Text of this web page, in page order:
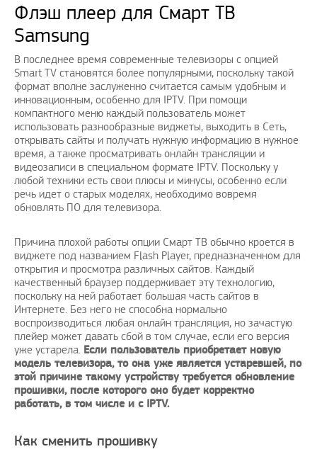
пост
| 10.3.2021
Рады предложить вашему
вниманию решение проблем с
оплатой зарубежных услуг…
AmigoPay.ru | 10.3.2021
Флэш плеер для Смарт ТВ
Samsung
В последнее время современные телевизоры с опцией
Smart TV становятся более популярными, поскольку такой
формат вполне заслуженно считается самым удобным и
инновационным, особенно для IPTV. При помощи
компактного меню каждый пользователь может
использовать разнообразные виджеты, выходить в Сеть,
открывать сайты и получать нужную информацию в нужное
время, а также просматривать онлайн трансляции и
видеозаписи в специальном формате IPTV. Поскольку у
любой техники есть свои плюсы и минусы, особенно если
речь идет о старых моделях, необходимо вовремя
обновлять ПО для телевизора.
Причина плохой работы опции Смарт ТВ обычно кроется в
виджете под названием Flash Player, предназначенном для
открытия и просмотра различных сайтов. Каждый
качественный браузер поддерживает эту технологию,
поскольку на ней работает большая часть сайтов в
Интернете. Без него не способна нормально
воспроизводиться любая онлайн трансляция, но зачастую
плейер может давать сбой в том случае, если его версия
уже устарела. Если пользователь приобретает новую
модель телевизора, то она уже является устаревшей, по
этой причине такому устройству требуется обновление
прошивки, после которого оно будет корректно
работать, в том числе и с IPTV.
Как сменить прошивку